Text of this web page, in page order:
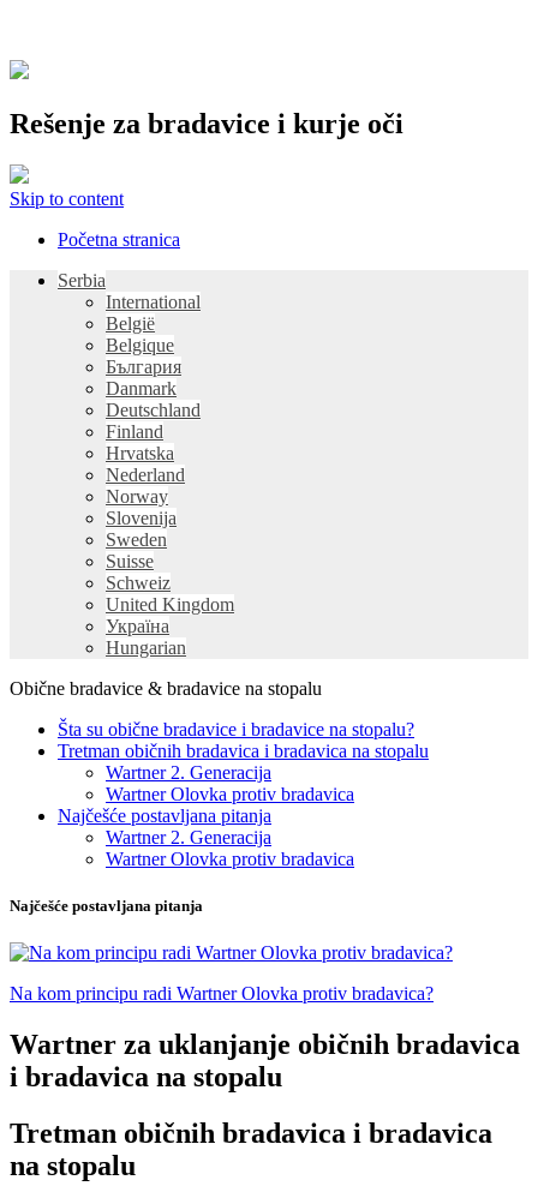
Rešenje za bradavice i kurje oči
Skip to content
Početna stranica
Serbia
International
België
Belgique
България
Danmark
Deutschland
Finland
Hrvatska
Nederland
Norway
Slovenija
Sweden
Suisse
Schweiz
United Kingdom
Україна
Hungarian
Obične bradavice & bradavice na stopalu
Šta su obične bradavice i bradavice na stopalu?
Tretman običnih bradavica i bradavica na stopalu
Wartner 2. Generacija
Wartner Olovka protiv bradavica
Najčešće postavljana pitanja
Wartner 2. Generacija
Wartner Olovka protiv bradavica
Najčešće postavljana pitanja
Na kom principu radi Wartner Olovka protiv bradavica?
Wartner za uklanjanje običnih bradavica
i bradavica na stopalu
Tretman običnih bradavica i bradavica
na stopalu